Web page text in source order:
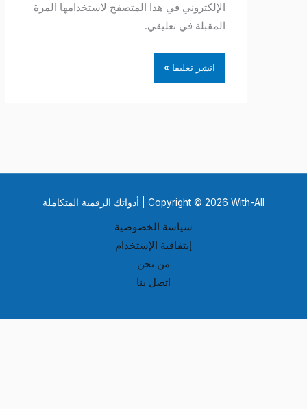
الإلكتروني في هذا المتصفح لاستخدامها المرة
المقبلة في تعليقي.
Copyright © 2026 With-All | أدواتك الرقمية المتكاملة
سياسة الخصوصية
إيتفاقية الإستخدام
من نحن
اتصل بنا